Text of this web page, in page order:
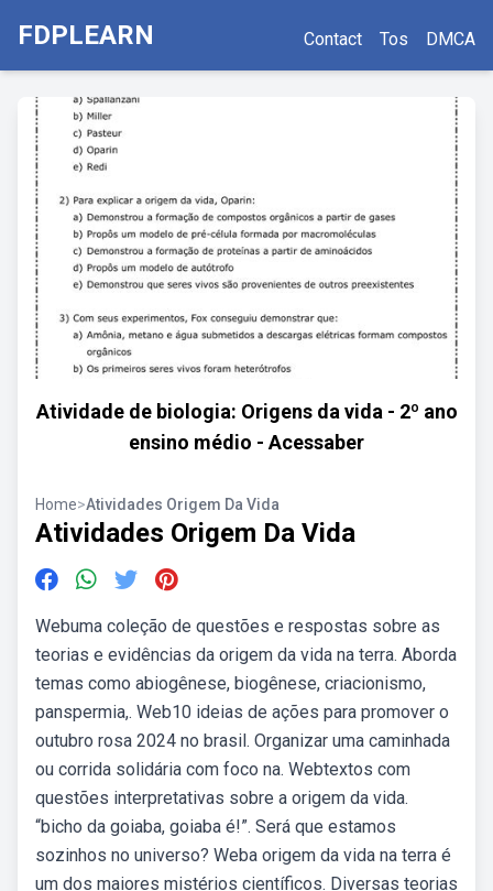
FDPLEARN Contact Tos DMCA
Atividade de biologia: Origens da vida - 2º ano
ensino médio - Acessaber
Home>Atividades Origem Da Vida
Atividades Origem Da Vida
Webuma coleção de questões e respostas sobre as
teorias e evidências da origem da vida na terra. Aborda
temas como abiogênese, biogênese, criacionismo,
panspermia,. Web10 ideias de ações para promover o
outubro rosa 2024 no brasil. Organizar uma caminhada
ou corrida solidária com foco na. Webtextos com
questões interpretativas sobre a origem da vida.
“bicho da goiaba, goiaba é!”. Será que estamos
sozinhos no universo? Weba origem da vida na terra é
um dos maiores mistérios científicos. Diversas teorias